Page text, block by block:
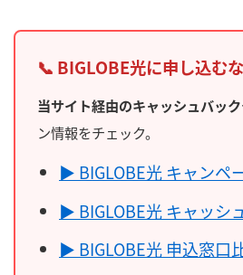
📞 BIGLOBE光に申し込む
当サイト経由のキャッシュバック
ン情報をチェック。
▶ BIGLOBE光 キャンペ
▶ BIGLOBE光 キャッシ
▶ BIGLOBE光 申込窓口